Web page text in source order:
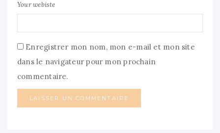
Your webiste
Enregistrer mon nom, mon e-mail et mon site
dans le navigateur pour mon prochain
commentaire.